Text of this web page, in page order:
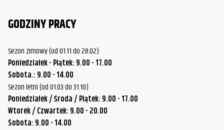
GODZINY PRACY
Sezon zimowy (od 01.11 do 28.02)
Poniedziałek - Piątek: 9.00 - 17.00
Sobota.: 9.00 - 14.00
Sezon letni (od 01.03 do 31.10)
Poniedziałek / Środa / Piątek: 9.00 - 17.00
Wtorek / Czwartek: 9.00 - 20.00
Sobota: 9.00 - 14.00